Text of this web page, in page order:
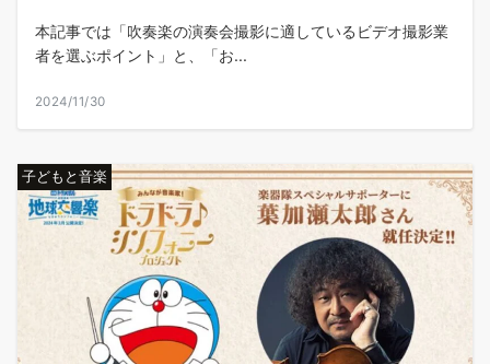
本記事では「吹奏楽の演奏会撮影に適しているビデオ撮影業
者を選ぶポイント」と、「お...
2024/11/30
子どもと音楽